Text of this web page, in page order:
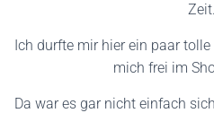
Zeit.
Ich durfte mir hier ein paar
mich frei im
Da war es gar nicht einfach